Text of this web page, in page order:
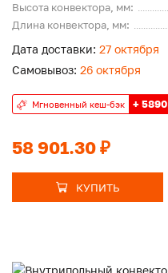
Высота конвектора, мм:
Длина конвектора, мм:
58 901.30 ₽
Дата доставки: 27 октября
Самовывоз: 26 октября
Мгновенный кеш-бэк + 5890
КУПИТЬ